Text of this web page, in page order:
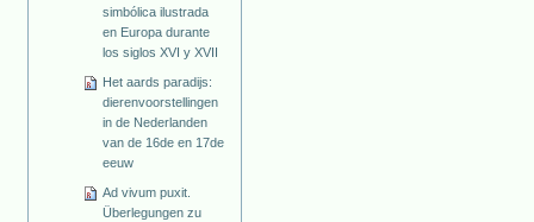
simbólica ilustrada
en Europa durante
los siglos XVI y XVII
Het aards paradijs:
dierenvoorstellingen
in de Nederlanden
van de 16de en 17de
eeuw
Ad vivum puxit.
Überlegungen zu